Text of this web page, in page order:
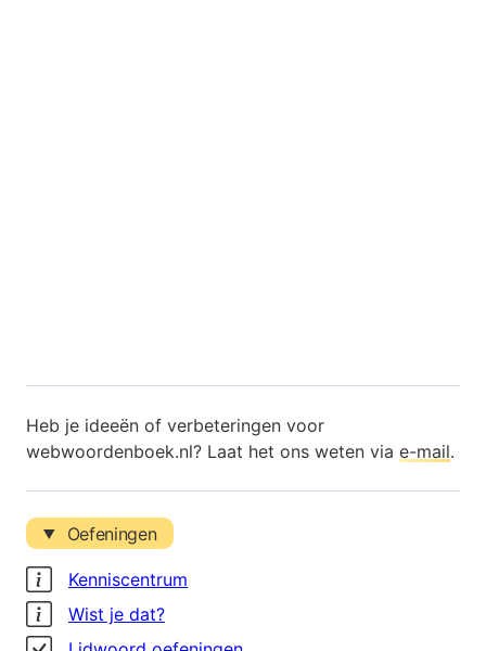
Heb je ideeën of verbeteringen voor
webwoordenboek.nl? Laat het ons weten via e-mail.
Oefeningen
Kenniscentrum
Wist je dat?